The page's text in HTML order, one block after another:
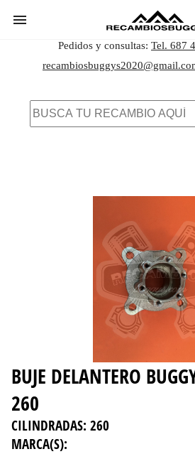
Pedidos y consultas: Tel. 687
BUJE DELANTERO
260
CILINDRADAS: 260
MARCA(S):